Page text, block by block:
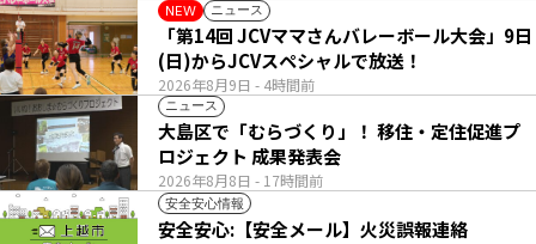
NEW ニュース
2026年8月9日 - 4時間前
「第14回 JCVママさんバレーボール大会」9日
(日)からJCVスペシャルで放送！
ニュース
2026年8月8日 - 17時間前
大島区で「むらづくり」！ 移住・定住促進プ
ロジェクト 成果発表会
安全安心情報
安全安心:【安全メール】火災誤報連絡